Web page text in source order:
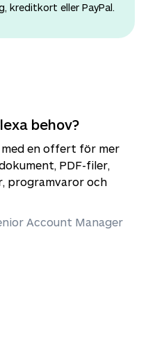
kreditkort eller PayPal.
behov?
en offert för mer
PDF-filer,
programvaror och
Account Manager